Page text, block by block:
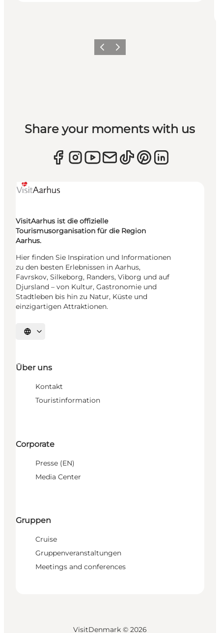
ZurückWeiter
Share your moments with us
VisitAarhus ist die offizielle
Tourismusorganisation für die Region
Aarhus.
Hier finden Sie Inspiration und Informationen
zu den besten Erlebnissen in Aarhus,
Favrskov, Silkeborg, Randers, Viborg und auf
Djursland – von Kultur, Gastronomie und
Stadtleben bis hin zu Natur, Küste und
einzigartigen Attraktionen.
Sprache auswählen
Über uns
Kontakt
Touristinformation
Corporate
Presse (EN)
Media Center
Gruppen
Cruise
Gruppenveranstaltungen
Meetings and conferences
VisitDenmark © 2026